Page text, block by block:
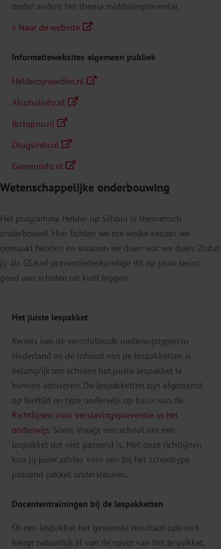
onder andere het thema middelenpreventie.
> Naar de website
Informatiewebsites algemeen publiek
Helderopvoeden.nl
Alcoholinfo.nl
Ikstopnu.nl
Drugsinfo.nl
Gameninfo.nl
Wetenschappelijke onderbouwing
Het programma Helder op School is theoretisch
onderbouwd. Hier lichten we toe welke keuzes we
gemaakt hebben en waarom we doen wat we doen. Zodat
jij als GSA of preventiedeskundige dit op jouw beurt
goed aan scholen uit kunt leggen.
Het juiste lespakket
Kennis van de verschillende onderwijstypen in
Nederland en de inhoud van de lespakketten is
belangrijk om scholen het juiste lespakket te
kunnen adviseren. De lespakketten zijn afgestemd
op leeftijd en type onderwijs op basis van de
Richtlijnen voor verslavingspreventie in het
onderwijs. Soms vraagt een school om een
lespakket dat niet passend is. Met deze richtlijnen
kun jij jouw advies voor een bij het schooltype
passend pakket ondersteunen.
Docententrainingen bij de lespakketten
Of een lespakket het gewenste resultaat oplevert
hangt natuurlijk af van de opzet van het lespakket,